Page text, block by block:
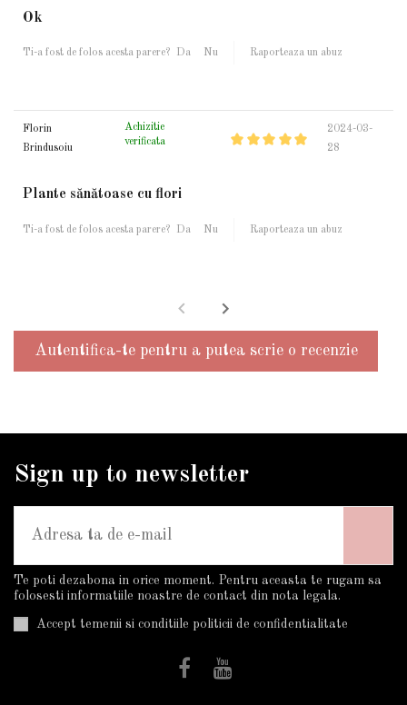
Ok
Ti-a fost de folos acesta parere? Da Nu Raporteaza un abuz
Florin
Brindusoiu
Achizitie
verificata
2024-03-
28
Plante sănătoase cu flori
Ti-a fost de folos acesta parere? Da Nu Raporteaza un abuz
Autentifica-te pentru a putea scrie o recenzie
Sign up to newsletter
Te poti dezabona in orice moment. Pentru aceasta te rugam sa
folosesti informatiile noastre de contact din nota legala.
Accept temenii si conditiile politicii de confidentialitate